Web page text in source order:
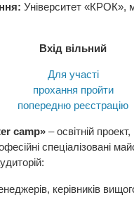
Університет «КРОК»,
Вхід вільний
Для участі
прохання пройти
попередню реєстрацію
camp» – освітній
спеціалізовані
керівників